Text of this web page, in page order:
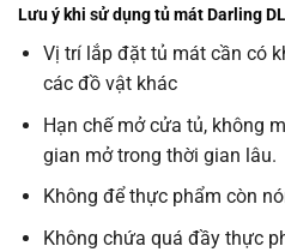
Lưu ý khi sử dụng tủ mát Darling
Vị trí lắp đặt tủ mát cần có
các đồ vật khác
Hạn chế mở cửa tủ, không
gian mở trong thời gian lâu.
Không để thực phẩm còn
Không chứa quá đầy thực